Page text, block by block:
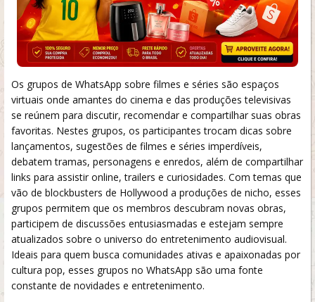
Os grupos de WhatsApp sobre filmes e séries são espaços
virtuais onde amantes do cinema e das produções televisivas
se reúnem para discutir, recomendar e compartilhar suas obras
favoritas. Nestes grupos, os participantes trocam dicas sobre
lançamentos, sugestões de filmes e séries imperdíveis,
debatem tramas, personagens e enredos, além de compartilhar
links para assistir online, trailers e curiosidades. Com temas que
vão de blockbusters de Hollywood a produções de nicho, esses
grupos permitem que os membros descubram novas obras,
participem de discussões entusiasmadas e estejam sempre
atualizados sobre o universo do entretenimento audiovisual.
Ideais para quem busca comunidades ativas e apaixonadas por
cultura pop, esses grupos no WhatsApp são uma fonte
constante de novidades e entretenimento.